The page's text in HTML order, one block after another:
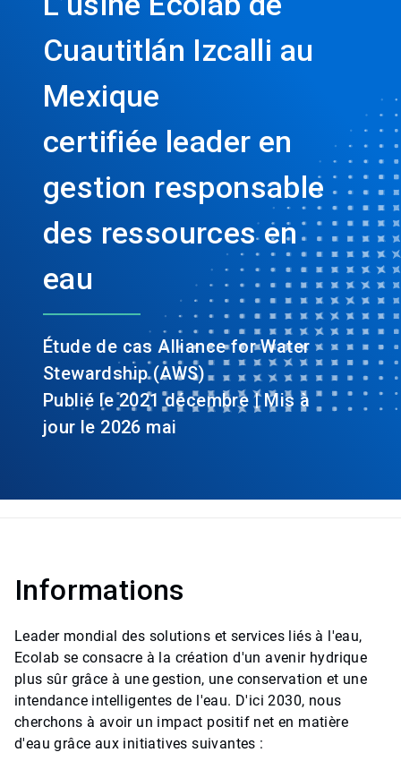
Cuautitlán Izcalli au
Mexique
certifiée leader en
gestion responsable
des ressources en
eau
Étude de cas Alliance for Water
Stewardship (AWS)
Publié le 2021 décembre | Mis à
jour le 2026 mai
Informations
Leader mondial des solutions et services liés à l'eau,
Ecolab se consacre à la création d'un avenir hydrique
plus sûr grâce à une gestion, une conservation et une
intendance intelligentes de l'eau. D'ici 2030, nous
cherchons à avoir un impact positif net en matière
d'eau grâce aux initiatives suivantes :